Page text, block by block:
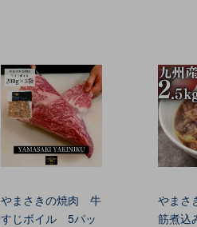
やまさきの焼肉 牛
すじボイル 5パッ
やま
筋煮